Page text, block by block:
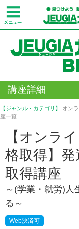
講座詳細
【ジャンル・カテゴリ】 オン
座一覧
【オンラ
格取得】
取得講座
～(学業・就労)人
る～
Web決済可